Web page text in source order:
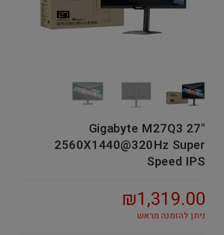
Gigabyte M27Q3 27"
2560X1440@320Hz Super
Speed IPS
₪1,319.00
ניתן להזמנה מראש